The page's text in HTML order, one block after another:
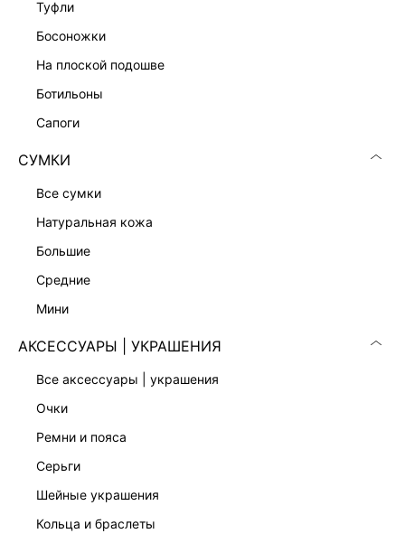
туфли
босоножки
на плоской подошве
ботильоны
сапоги
СУМКИ
все сумки
натуральная кожа
большие
средние
мини
АКСЕССУАРЫ | УКРАШЕНИЯ
все аксессуары | украшения
очки
ремни и пояса
серьги
шейные украшения
кольца и браслеты
СВОБОДНЫЕ ШОРТЫ С ВИСКОЗОЙ
5 999 ₽-70%1 799 ₽
ТВИДОВЫЙ ЖАКЕТ С ХЛОПКОМ КРУЖЕВНАЯ БЛУЗКА ИЗ ХЛОПКА